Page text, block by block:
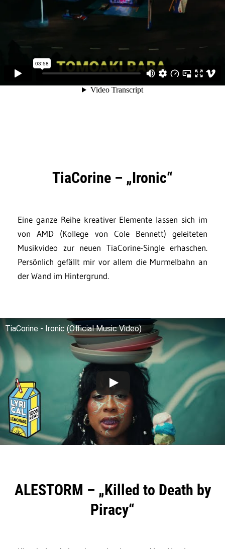
TiaCorine – „Ironic“
Eine ganze Reihe kreativer Elemente lassen sich im
von AMD (Kollege von Cole Bennett) geleiteten
Musikvideo zur neuen TiaCorine-Single erhaschen.
Persönlich gefällt mir vor allem die Murmelbahn an
der Wand im Hintergrund.
TiaCorine - Ironic (Official Music Video)
ALESTORM – „Killed to Death by
Piracy“